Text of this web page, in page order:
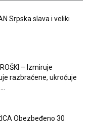
Srpska slava i veliki
– Izmiruje
razbraćene, ukroćuje
Obezbeđeno 30